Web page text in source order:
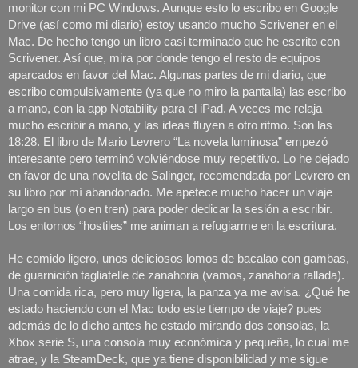
monitor con mi PC Windows. Aunque esto lo escribo en Google
Drive (así como mi diario) estoy usando mucho Scrivener en el
Mac. De hecho tengo un libro casi terminado que he escrito con
Scrivener. Así que, mira por donde tengo el resto de equipos
aparcados en favor del Mac. Algunas partes de mi diario, que
escribo compulsivamente (ya que no miro la pantalla) las escribo
a mano, con la app Notability para el iPad. A veces me relaja
mucho escribir a mano, y las ideas fluyen a otro ritmo. Son las
18:28. El libro de Mario Levrero “La novela luminosa” empezó
interesante pero terminó volviéndose muy repetitivo. Lo he dejado
en favor de una novelita de Salinger, recomendada por Levrero en
su libro por mí abandonado. Me apetece mucho hacer un viaje
largo en bus (o en tren) para poder dedicar la sesión a escribir.
Los entornos “hostiles” me animan a refugiarme en la escritura.
He comido ligero, unos deliciosos lomos de bacalao con gambas,
de guarnición tagliatelle de zanahoria (vamos, zanahoria rallada).
Una comida rica, pero muy ligera, la panza ya me avisa. ¿Qué he
estado haciendo con el Mac todo este tiempo de viaje? pues
además de lo dicho antes he estado mirando dos consolas, la
Xbox serie S, una consola muy económica y pequeña, lo cual me
atrae, y la SteamDeck, que ya tiene disponibilidad y me sigue